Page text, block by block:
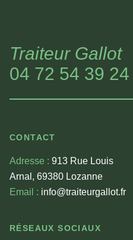
Traiteur Gallot
04 72 54 39 24
CONTACT
Adresse : 913 Rue Louis
Arnal, 69380 Lozanne
Email : info@traiteurgallot.fr
RÉSEAUX SOCIAUX